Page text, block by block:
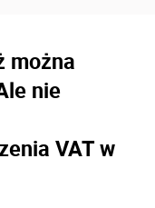
można
nie
VAT w